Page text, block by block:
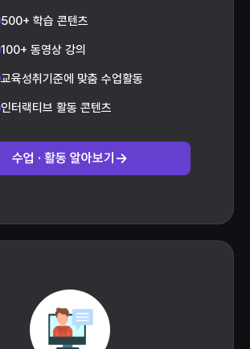
500+ 학습 콘텐츠
100+ 동영상 강의
교육성취기준에 맞춤 수업활동
인터랙티브 활동 콘텐츠
수업 · 활동 알아보기